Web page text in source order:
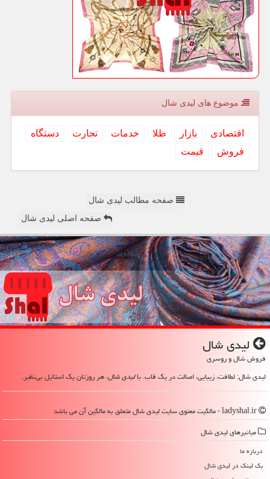
موضوع های لیدی شال
اقتصادی بازار طلا خدمات تجارت
دستگاه
فروش
قیمت
صفحه مطالب لیدی شال
صفحه اصلی لیدی شال
لیدی شال
فروش شال و روسری
لیدی شال: لطافت، زیبایی، اصالت در یک قاب. بالیدی شال، هر روزتان یک استایل بی‌نظیر.
میانبرهای لیدی شال
درباره ما
بک لینک در لیدی شال